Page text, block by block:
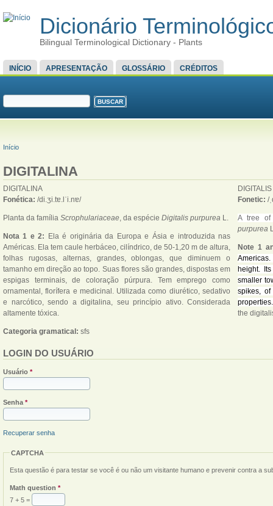
Dicionário
Bilingual Terminological Dictionary - Plants
MENU PRINCIPAL
INÍCIO APRESENTAÇÃO GLOSSÁRIO CRÉDITOS
FORMULÁRIO DE BUSCA
VOCÊ ESTÁ AQUI
Início
DIGITALINA
DIGITALINA
Fonética: /di.ʒi.tɐ.lˈi.nɐ/
Planta da família Scrophulariaceae , da espécie Digitalis purpurea L.
Nota 1 e 2: Ela é originária da Europa e Ásia e introduzida nas
Américas. Ela tem caule herbáceo, cilíndrico, de 50-1,20 m de altura,
folhas rugosas, alternas, grandes, oblongas, que diminuem o
tamanho em direção ao topo. Suas flores são grandes, dispostas em
espigas terminais, de coloração púrpura. Tem emprego como
ornamental, florífera e medicinal. Utilizada como diurético, sedativo
e narcótico, sendo a digitalina, seu princípio ativo. Considerada
altamente tóxica.
DIGITALIS
Fonetic: /
A tree of
purpurea
Note 1
height.
smaller
spikes,
the
Categoria gramatical: sfs
LOGIN DO USUÁRIO
Usuário *
Senha *
Recuperar senha
CAPTCHA
Esta questão é para testar se você é ou não um visitante humano e prevenir contra a
Math question *
7 + 5 =